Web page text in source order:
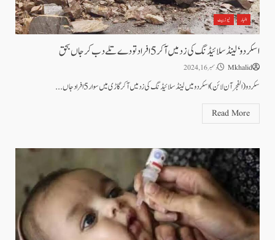
اخبار نیوز بیٹ
اسکردو‘ لینڈ سلائیڈنگ کی زد میں آ کر 5 افراد تودے تلے دب کر جاں بحق
Mkhalid دسمبر 16, 2024
سکردو(الفجر آن لائن)اسکردو میں لینڈ سلائیڈنگ کی زد میں آ کر گاڑی میں سوار 5 افراد جاں...
Read More